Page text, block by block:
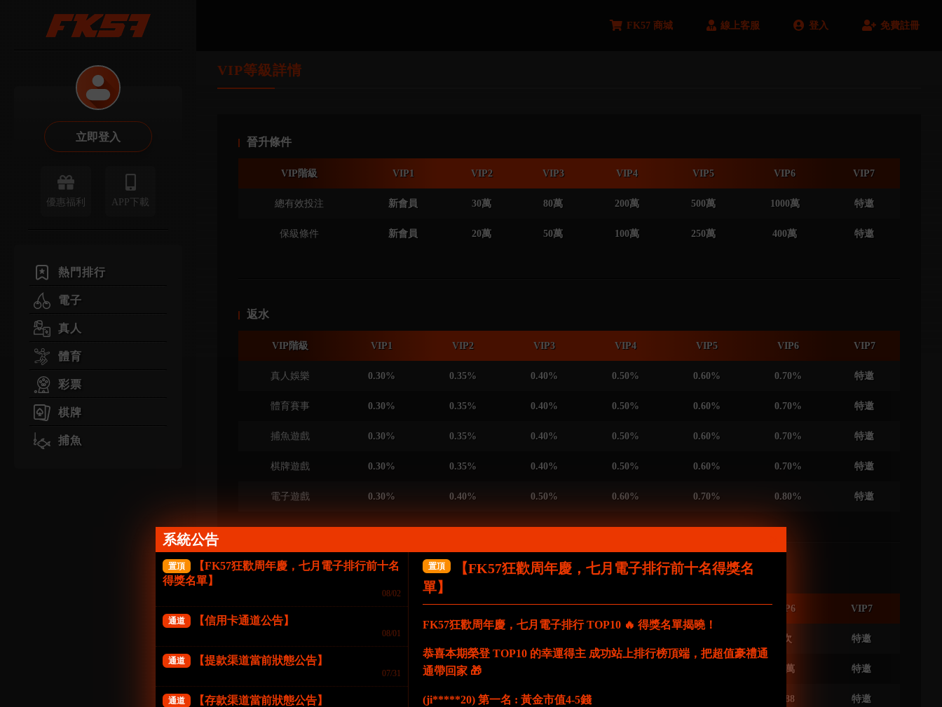
立即登入
優惠福利 APP下載
熱門排行
電子
真人
體育
彩票
棋牌
捕魚
FK57 商城 線上客服 登入 免費註冊
VIP等級詳情
晉升條件
VIP階級 VIP1 VIP2 VIP3 VIP4 VIP5 VIP6 VIP7
總有效投注 新會員 30萬 80萬 200萬 500萬 1000萬 特邀
保級條件 新會員 20萬 50萬 100萬 250萬 400萬 特邀
返水
VIP階級 VIP1 VIP2 VIP3 VIP4 VIP5 VIP6 VIP7
真人娛樂 0.30% 0.35% 0.40% 0.50% 0.60% 0.70% 特邀
體育賽事 0.30% 0.35% 0.40% 0.50% 0.60% 0.70% 特邀
捕魚遊戲 0.30% 0.35% 0.40% 0.50% 0.60% 0.70% 特邀
棋牌遊戲 0.30% 0.35% 0.40% 0.50% 0.60% 0.70% 特邀
電子遊戲 0.30% 0.40% 0.50% 0.60% 0.70% 0.80% 特邀
VIP階級 VIP1 VIP2 VIP3 VIP4 VIP5 VIP6 VIP7
新會員 4次 特邀
提領總額 新會員 10萬 30萬 特邀
每月紅包 388 688 3688 特邀
系統公告
置頂
【FK57狂歡周年慶，七月電子排行前十名
得獎名單】
08/02
通道 【信用卡通道公告】
08/01
通道 【提款渠道當前狀態公告】
07/31
通道 【存款渠道當前狀態公告】
置頂
【FK57狂歡周年慶，七月電子排行前十名得獎名
單】
FK57狂歡周年慶，七月電子排行 TOP10 🔥 得獎名單揭曉！
恭喜本期榮登 TOP10 的幸運得主 成功站上排行榜頂端，把超值豪禮通
通帶回家 🎁
(ji*****20) 第一名 : 黃金市值4-5錢